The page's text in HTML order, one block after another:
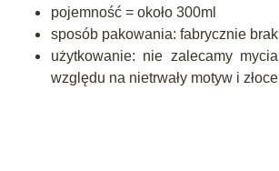
pojemność = około 300ml
sposób pakowania: fabrycznie
użytkowanie: nie zalecamy
względu na nietrwały motyw i